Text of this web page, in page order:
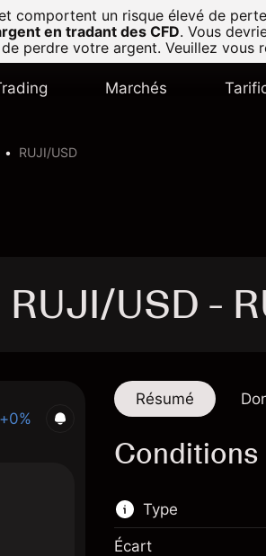
comportent un risque élevé de
en tradant des CFD. Vous
perdre votre argent. Veuillez vous
Marchés
RUJI/USD
USD -
+0%
Résumé
Type
Écart